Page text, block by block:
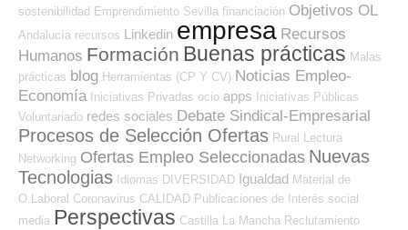
sostenibilidad Emprendimiento Sevilla financiación Objetivos OL
Andalucía recursos Linkedin empresa Recursos
Humanos Formación Buenas prácticas Malas
prácticas blog Herramientas (CP Y CV) Noticias Empleo-
Economía Iniciativas Privadas ocio apps Iniciativas Públicas
Voluntariado redes sociales Debate Sindical-Empresarial
Procesos de Selección Ofertas Rural Lectura
Networking Ofertas Empleo Seleccionadas Nuevas
Tecnologias Idiomas DIVERSIDAD Igualdad Material de
O.Laboral Coronavirus CALIDAD Publicaciones de Interés social
media Perspectivas Castilla La Mancha Reclutamiento